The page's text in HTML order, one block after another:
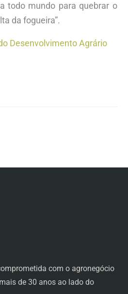
todo mundo para quebrar o
da fogueira”.
Desenvolvimento Agrário
com o agronegócio
de 30 anos ao lado do